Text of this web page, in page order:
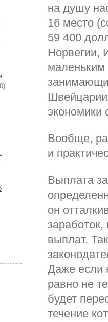
на душу
16 место
59 400
Норвегии,
маленьким
экономики
Вообще,
и
Выплата
он
выплат.
Даже если
равно не
будет
течение